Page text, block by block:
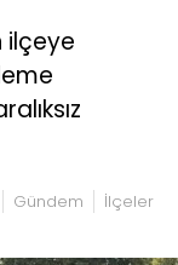
ilçeye
Gündem İlçeler